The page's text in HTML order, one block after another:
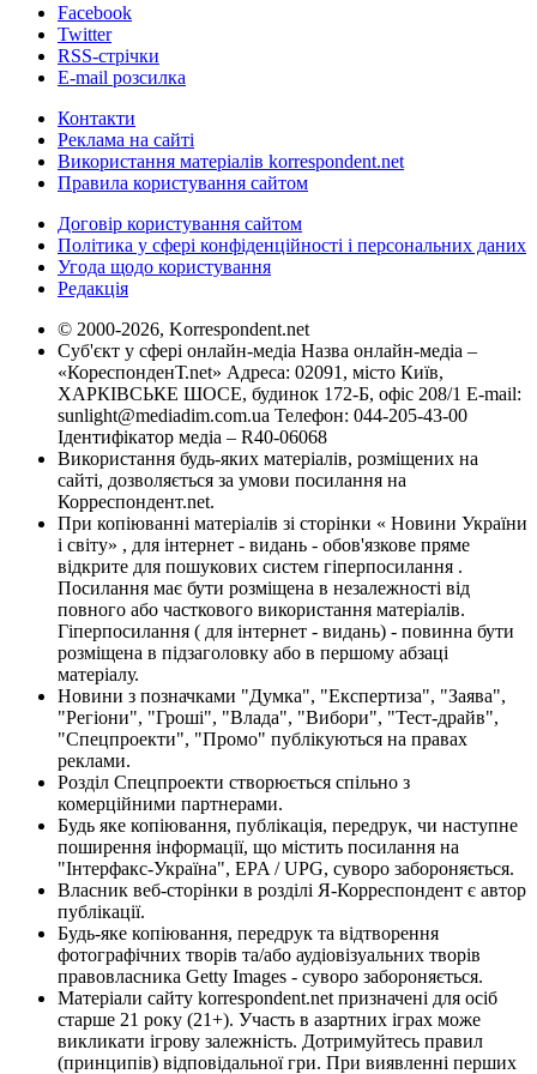
Facebook
Twitter
RSS-стрічки
E-mail розсилка
Контакти
Реклама на сайті
Використання матеріалів korrespondent.net
Правила користування сайтом
Договір користування сайтом
Політика у сфері конфіденційності і персональних даних
Угода щодо користування
Редакція
© 2000-2026, Korrespondent.net
Суб'єкт у сфері онлайн-медіа Назва онлайн-медіа –
«КореспонденТ.net» Адреса: 02091, місто Київ,
ХАРКІВСЬКЕ ШОСЕ, будинок 172-Б, офіс 208/1 E-mail:
sunlight@mediadim.com.ua Телефон: 044-205-43-00
Ідентифікатор медіа – R40-06068
Використання будь-яких матеріалів, розміщених на
сайті, дозволяється за умови посилання на
Корреспондент.net.
При копіюванні матеріалів зі сторінки « Новини України
і світу» , для інтернет - видань - обов'язкове пряме
відкрите для пошукових систем гіперпосилання .
Посилання має бути розміщена в незалежності від
повного або часткового використання матеріалів.
Гіперпосилання ( для інтернет - видань) - повинна бути
розміщена в підзаголовку або в першому абзаці
матеріалу.
Новини з позначками "Думка", "Експертиза", "Заява",
"Регіони", "Гроші", "Влада", "Вибори", "Тест-драйв",
"Спецпроекти", "Промо" публікуються на правах
реклами.
Розділ Спецпроекти створюється спільно з
комерційними партнерами.
Будь яке копіювання, публікація, передрук, чи наступне
поширення інформації, що містить посилання на
"Інтерфакс-Україна", EPA / UPG, суворо забороняється.
Власник веб-сторінки в розділі Я-Корреспондент є автор
публікації.
Будь-яке копіювання, передрук та відтворення
фотографічних творів та/або аудіовізуальних творів
правовласника Getty Images - суворо забороняється.
Матеріали сайту korrespondent.net призначені для осіб
старше 21 року (21+). Участь в азартних іграх може
викликати ігрову залежність. Дотримуйтесь правил
(принципів) відповідальної гри. При виявленні перших